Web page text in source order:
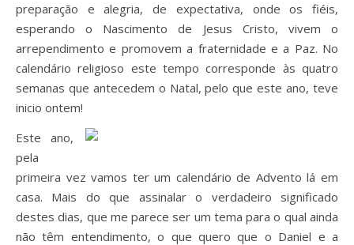
preparação e alegria, de expectativa, onde os fiéis,
esperando o Nascimento de Jesus Cristo, vivem o
arrependimento e promovem a fraternidade e a Paz. No
calendário religioso este tempo corresponde às quatro
semanas que antecedem o Natal, pelo que este ano, teve
inicio ontem!
Este ano,
pela
primeira vez vamos ter um calendário de Advento lá em
casa. Mais do que assinalar o verdadeiro significado
destes dias, que me parece ser um tema para o qual ainda
não têm entendimento, o que quero que o Daniel e a